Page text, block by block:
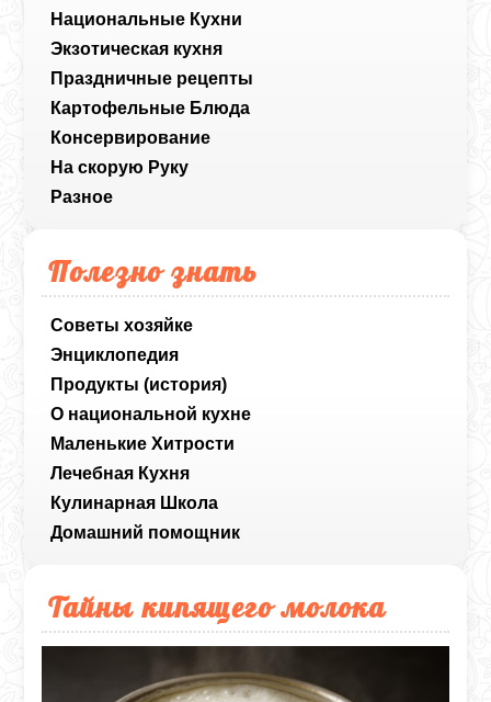
Национальные Кухни
Экзотическая кухня
Праздничные рецепты
Картофельные Блюда
Консервирование
На скорую Руку
Разное
Полезно знать
Советы хозяйке
Энциклопедия
Продукты (история)
О национальной кухне
Маленькие Хитрости
Лечебная Кухня
Кулинарная Школа
Домашний помощник
Тайны кипящего молока